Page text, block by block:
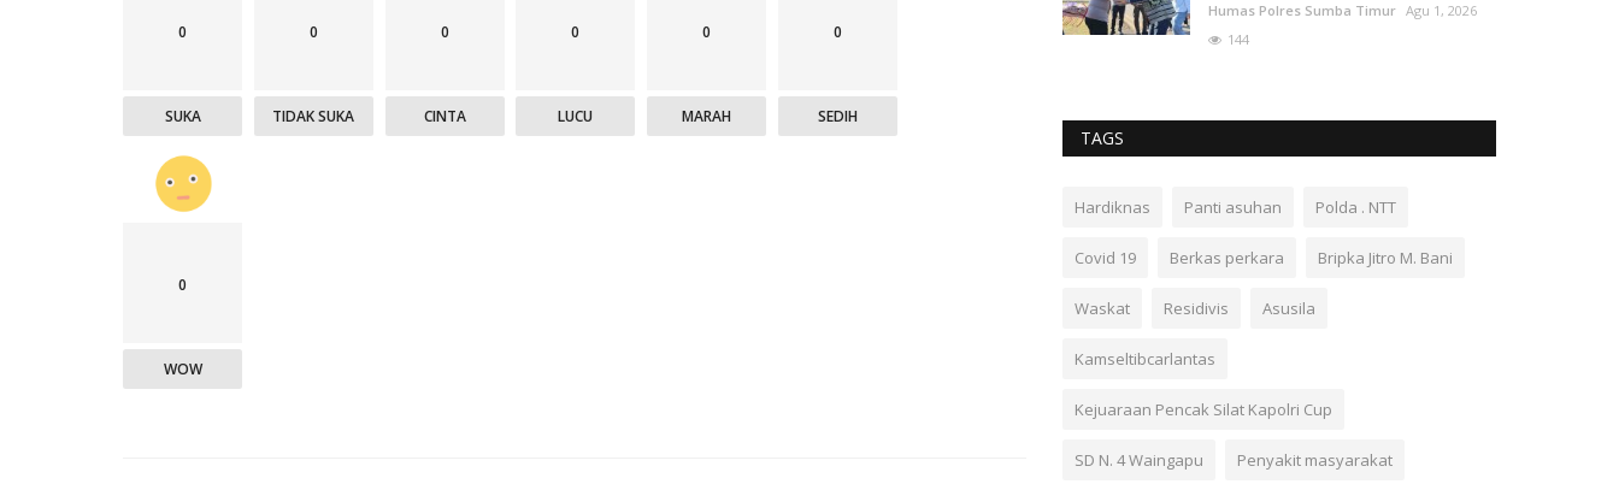
0
SUKA
0
TIDAK SUKA
0
CINTA
0
LUCU
0
MARAH
0
SEDIH
0
WOW
Humas Polres Sumba Timur Agu 1, 2026
144
TAGS
Hardiknas Panti asuhan Polda . NTT
Covid 19 Berkas perkara Bripka Jitro M. Bani
Waskat Residivis Asusila
Kamseltibcarlantas
Kejuaraan Pencak Silat Kapolri Cup
SD N. 4 Waingapu Penyakit masyarakat